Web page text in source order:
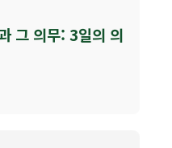
그 의무: 3일의 의